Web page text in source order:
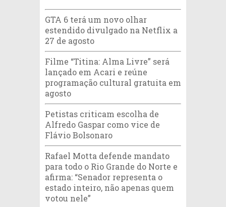
GTA 6 terá um novo olhar
estendido divulgado na Netflix a
27 de agosto
Filme “Titina: Alma Livre” será
lançado em Acari e reúne
programação cultural gratuita em
agosto
Petistas criticam escolha de
Alfredo Gaspar como vice de
Flávio Bolsonaro
Rafael Motta defende mandato
para todo o Rio Grande do Norte e
afirma: “Senador representa o
estado inteiro, não apenas quem
votou nele”